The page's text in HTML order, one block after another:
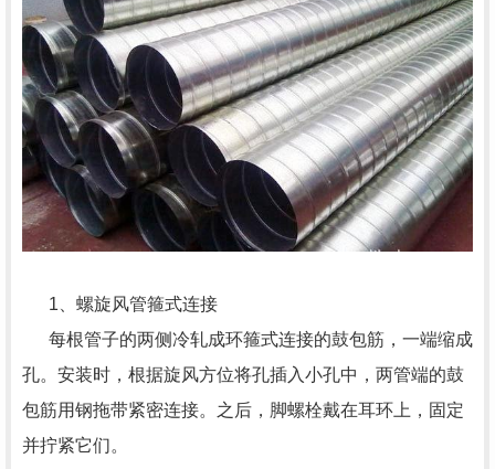
1、螺旋风管箍式连接
每根管子的两侧冷轧成环箍式连接的鼓包筋，一端缩成
孔。安装时，根据旋风方位将孔插入小孔中，两管端的鼓
包筋用钢拖带紧密连接。之后，脚螺栓戴在耳环上，固定
并拧紧它们。